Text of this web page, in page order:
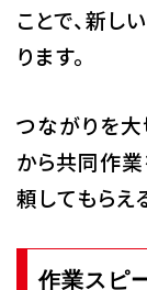
ことで、新し
ります。
つながりを大
から共同作
頼してもらえ
作業スピ